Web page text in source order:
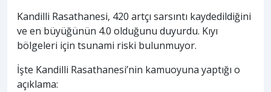
Kandilli Rasathanesi, 420 artçı sarsıntı kaydedildiğini
ve en büyüğünün 4.0 olduğunu duyurdu. Kıyı
bölgeleri için tsunami riski bulunmuyor.
İşte Kandilli Rasathanesi’nin kamuoyuna yaptığı o
açıklama: